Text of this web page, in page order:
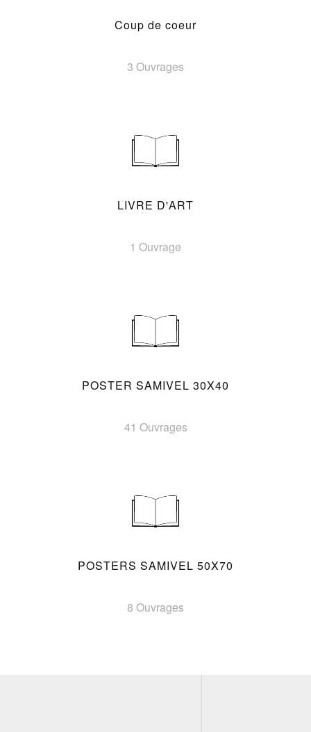
Coup de coeur
3 Ouvrages
LIVRE D'ART
1 Ouvrage
POSTER SAMIVEL 30X40
41 Ouvrages
POSTERS SAMIVEL 50X70
8 Ouvrages